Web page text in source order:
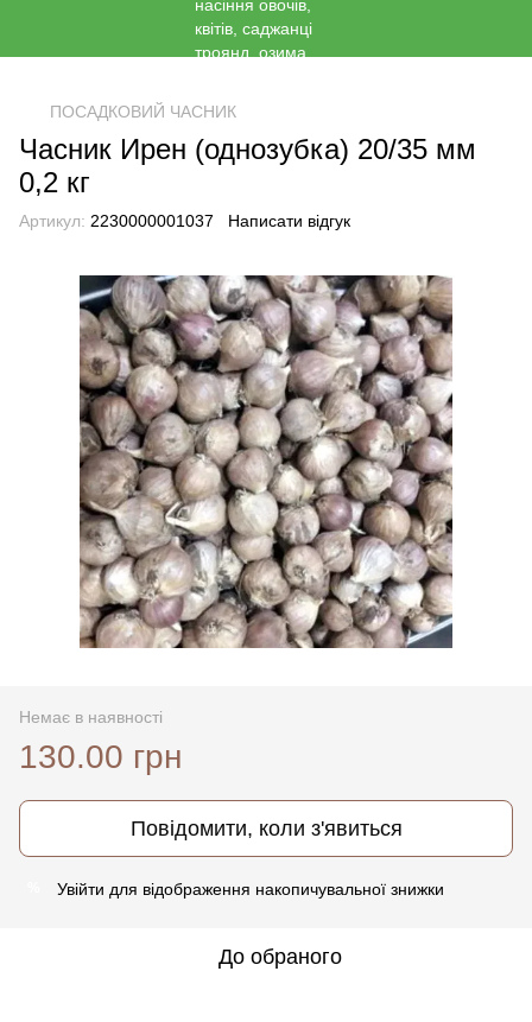
ПОСАДКОВИЙ ЧАСНИК
Часник Ирен (однозубка) 20/35 мм
0,2 кг
Артикул: 2230000001037 Написати відгук
Немає в наявності
130.00 грн
Повідомити, коли з'явиться
Увійти для відображення накопичувальної знижки
До обраного